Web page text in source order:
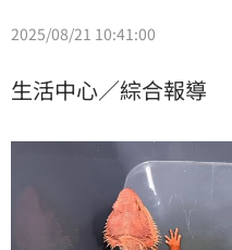
2025/08/21 10:41:00
生活中心／綜合報導